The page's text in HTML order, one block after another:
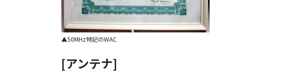
50MHz特記のWAC
[アンテナ]